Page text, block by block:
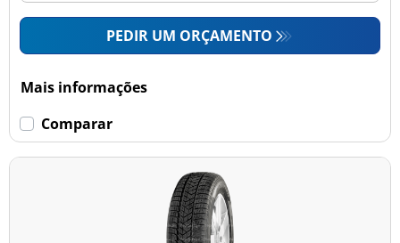
PEDIR UM ORÇAMENTO
Mais informações
Comparar